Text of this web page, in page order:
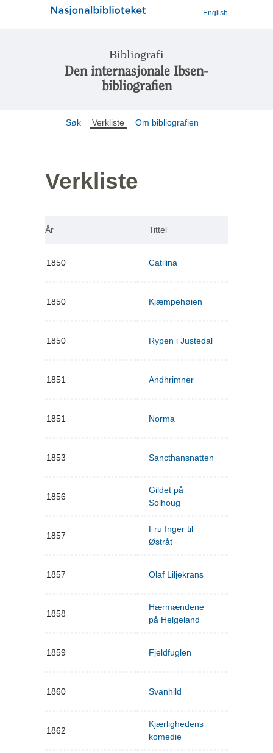
English
Bibliografi
Den internasjonale Ibsen-
bibliografien
Søk Verkliste Om bibliografien
Verkliste
År Tittel
1850 Catilina
1850 Kjæmpehøien
1850 Rypen i Justedal
1851 Andhrimner
1851 Norma
1853 Sancthansnatten
1856
Gildet på
Solhoug
1857
Fru Inger til
Østråt
1857 Olaf Liljekrans
1858
Hærmændene
på Helgeland
1859 Fjeldfuglen
1860 Svanhild
1862
Kjærlighedens
komedie